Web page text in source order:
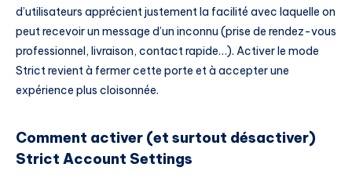
d’utilisateurs apprécient justement la facilité avec laquelle on
peut recevoir un message d’un inconnu (prise de rendez-vous
professionnel, livraison, contact rapide…). Activer le mode
Strict revient à fermer cette porte et à accepter une
expérience plus cloisonnée.
Comment activer (et surtout désactiver)
Strict Account Settings